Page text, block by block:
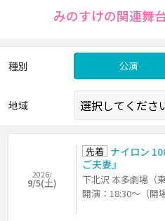
みのすけの関連舞
種別 公演
地域
2026/
9/5(土)
先着 ナイロン
ご夫妻』
下北沢 本多劇場（東
開演：18:30～（開